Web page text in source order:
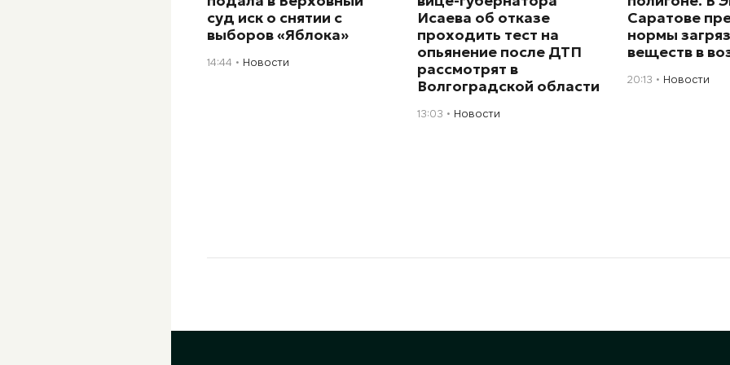
суд иск о снятии с
выборов «Яблока»
14:44 Новости
Исаева об отказе
проходить тест на
опьянение после ДТП
рассмотрят в
Волгоградской области
13:03 Новости
Саратове
нормы
веществ в
20:13 Новости